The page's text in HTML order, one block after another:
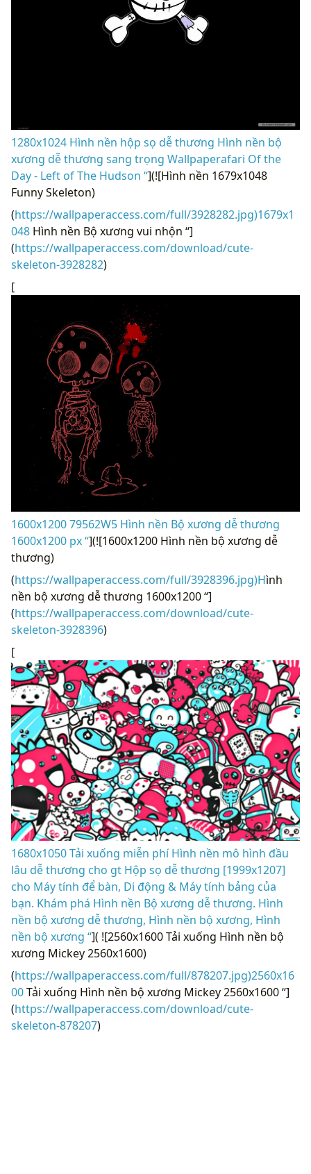
1280x1024 Hình nền hộp sọ dễ thương Hình nền bộ
xương dễ thương sang trọng Wallpaperafari Of the
Day - Left of The Hudson “](![Hình nền 1679x1048
Funny Skeleton)
(https://wallpaperaccess.com/full/3928282.jpg)1679x1
048 Hình nền Bộ xương vui nhộn “]
(https://wallpaperaccess.com/download/cute-
skeleton-3928282)
[
1600x1200 79562W5 Hình nền Bộ xương dễ thương
1600x1200 px “](![1600x1200 Hình nền bộ xương dễ
thương)
(https://wallpaperaccess.com/full/3928396.jpg)Hình
nền bộ xương dễ thương 1600x1200 “]
(https://wallpaperaccess.com/download/cute-
skeleton-3928396)
[
1680x1050 Tải xuống miễn phí Hình nền mô hình đầu
lâu dễ thương cho gt Hộp sọ dễ thương [1999x1207]
cho Máy tính để bàn, Di động & Máy tính bảng của
bạn. Khám phá Hình nền Bộ xương dễ thương. Hình
nền bộ xương dễ thương, Hình nền bộ xương, Hình
nền bộ xương “]( ![2560x1600 Tải xuống Hình nền bộ
xương Mickey 2560x1600)
(https://wallpaperaccess.com/full/878207.jpg)2560x16
00Tải xuống Hình nền bộ xương Mickey 2560x1600 “]
(https://wallpaperaccess.com/download/cute-
skeleton-878207)